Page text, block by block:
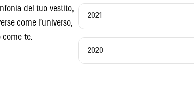
del tuo vestito,
come l’universo,
come te.
2021
2020